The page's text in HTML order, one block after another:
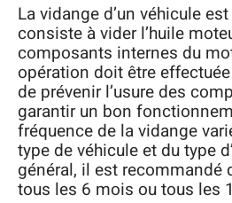
La vidange d’un véhicule
consiste à vider l’huile
composants internes du
opération doit être
de prévenir l’usure des
garantir un bon
fréquence de la vidange
type de véhicule et du type
général, il est recommandé
tous les 6 mois ou tous les